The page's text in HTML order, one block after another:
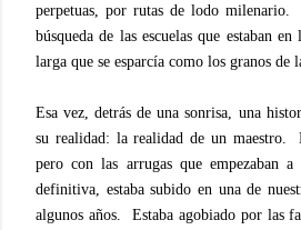
perpetuas, por rutas de lodo
búsqueda de las escuelas que estaban
larga que se esparcía como los granos de
Esa vez, detrás de una sonrisa, una
su realidad: la realidad de un
pero con las arrugas que empezaban
definitiva, estaba subido en una de
algunos años. Estaba agobiado por las